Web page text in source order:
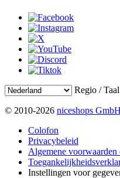
Regio /
© 2010-2026 niceshops GmbH
Colofon
Privacybeleid
Algemene voorwaarden
Instellingen voor